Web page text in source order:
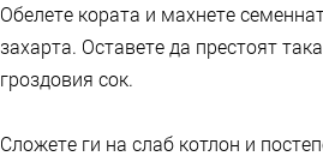
Обелете кората и махнете
захарта. Оставете да престоят
гроздовия сок.
Сложете ги на слаб котлон и